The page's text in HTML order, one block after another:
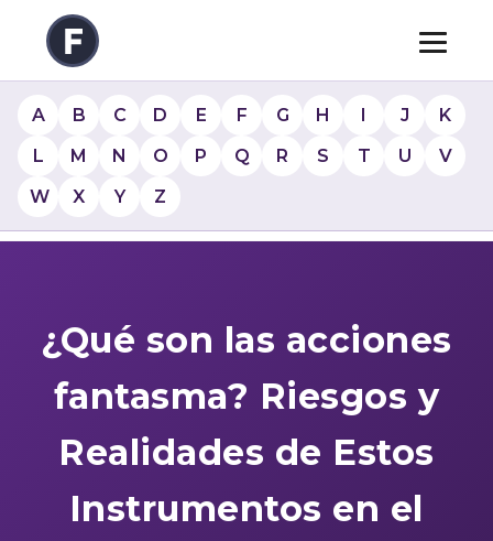
A B C D E F G H I J
K
L
M N O P Q R S T U
V
W
X Y Z
¿Qué son las acciones
fantasma? Riesgos y
Realidades de Estos
Instrumentos en el